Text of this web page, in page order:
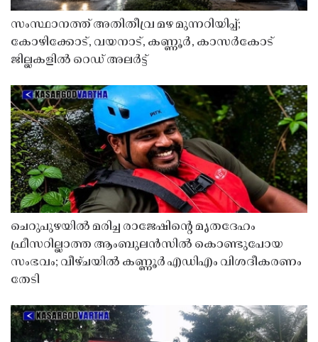
സംസ്ഥാനത്ത് അതിതീവ്ര മഴ മുന്നറിയിപ്പ്;
കോഴിക്കോട്, വയനാട്, കണ്ണൂർ, കാസർകോട്
ജില്ലകളിൽ റെഡ് അലർട്ട്
ചെറുപുഴയിൽ മരിച്ച രാജേഷിൻ്റെ മൃതദേഹം
ഫ്രീസറില്ലാത്ത ആംബുലൻസിൽ കൊണ്ടുപോയ
സംഭവം; വീഴ്ചയിൽ കണ്ണൂർ എഡിഎം വിശദീകരണം
തേടി